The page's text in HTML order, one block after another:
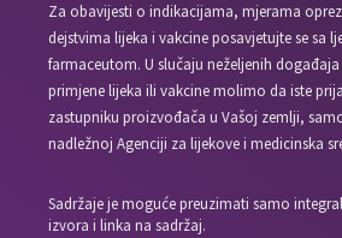
Za obavijesti o indikacijama, mjerama
dejstvima lijeka i vakcine posavjetujte se sa
farmaceutom. U slučaju neželjenih
primjene lijeka ili vakcine molimo da iste
zastupniku proizvođača u Vašoj zemlji,
nadležnoj Agenciji za lijekove i medicinska
Sadržaje je moguće preuzimati samo
izvora i linka na sadržaj.